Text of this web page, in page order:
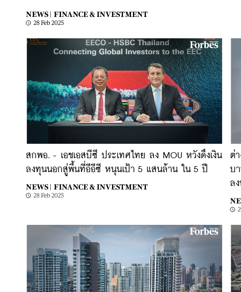
NEWS | FINANCE & INVESTMENT
28 Feb 2025
สกพอ. - เอชเอสบีซี ประเทศไทย ลง MOU หวังดึงเงิน
ลงทุนนอกสู่พื้นที่อีอีซี หนุนเป้า 5 แสนล้าน ใน 5 ปี
NEWS | FINANCE & INVESTMENT
28 Feb 2025
ต่
บ
ล